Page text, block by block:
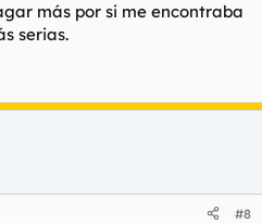
más por si me encontraba
serias.
#8